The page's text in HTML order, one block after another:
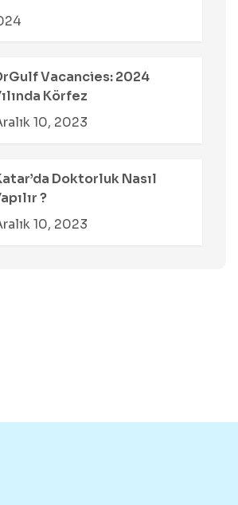
Vacancies: 2024
Körfez
10, 2023
Doktorluk Nasıl
?
10, 2023